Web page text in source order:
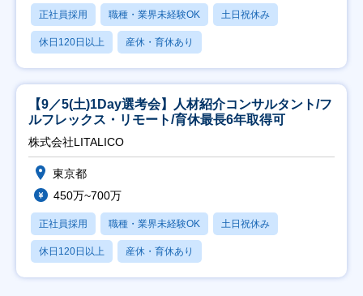
正社員採用 職種・業界未経験OK 土日祝休み
休日120日以上 産休・育休あり
【9／5(土)1Day選考会】人材紹介コンサルタント/フ
ルフレックス・リモート/育休最長6年取得可
株式会社LITALICO
東京都
450万~700万
正社員採用 職種・業界未経験OK 土日祝休み
休日120日以上 産休・育休あり